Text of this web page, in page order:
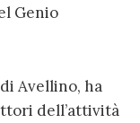
Genio
Avellino, ha
dell’attività